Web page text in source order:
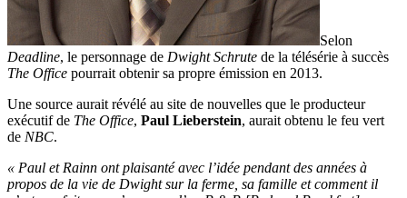
Selon
Deadline, le personnage de Dwight Schrute de la télésérie à succès
The Office pourrait obtenir sa propre émission en 2013.
Une source aurait révélé au site de nouvelles que le producteur
exécutif de The Office, Paul Lieberstein, aurait obtenu le feu vert
de NBC.
« Paul et Rainn ont plaisanté avec l’idée pendant des années à
propos de la vie de Dwight sur la ferme, sa famille et comment il